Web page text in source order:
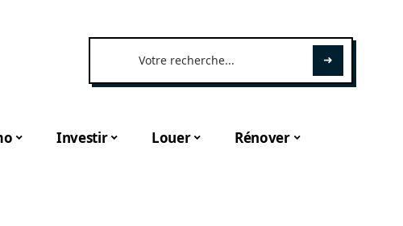
Investir Louer Rénover